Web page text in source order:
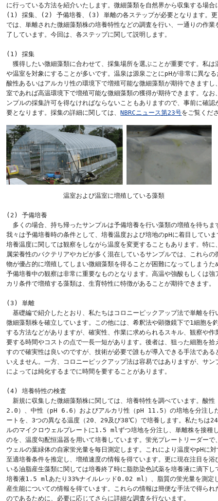
に行っている方法を紹介いたします。微細藻類を自然界から収集する場合
(1) 採集、(2) 予備培養、(3) 単離の各ステップが必要となります。更
では、単離された微細藻類株の培養特性などの調査を行い、一通りの作業
了しています。今回は、各ステップに関して説明します。
(1) 採集
獲得したい微細藻類に合わせて、採集場所を選ぶことが重要です。私は
や温室を対象にすることが多いです。温泉は源泉ごとにpHが非常に異な
酸性あるいはアルカリ性の環境下で増殖可能な微細藻類が期待できますし
室であれば高温環境下で増殖可能な微細藻類の獲得が期待できます。なお
ンプルの採集許可を得なければならないこともありますので、事前に確認
要となります。採集の詳細に関しては、NBRCニュース第23号をご覧くだ
温室および温室に増殖している藻類
(2) 予備培養
多くの場合、持ち帰ったサンプルは予備培養を行い藻類の増殖を待ちま
我々は予備培養時の条件として、培養温度および培地のpHに着目してい
培養温度に関しては観察をしながら温度を変更することもあります。特に
属栄養性のバクテリアやカビが多く混在しているサンプルでは、これらの
物が優占的に増殖してしまい微細藻類を得ることが困難になってしまうた
予備培養中の観察は非常に重要なものとなります。高温や強酸もしくは強
カリ条件で増殖する藻類は、生育特性に特徴があることが期待できます。
(3) 単離
基礎編で紹介したとおり、私たちはコロニーピックアップ法で単離を行
微細藻類株を確立しています。この他には、希釈法や顕微鏡下で1細胞を
する方法などがありますが、確実性、作業に求められるスキル、観察や作
要する時間やコストの点で一長一短があります。後者は、狙った細胞を拾
すので確実性は良いのですが、技術が必要で誰もが導入できる手法である
いえません。一方、コロニーピックアップ法は容易ではありますが、サン
によっては純化するまでに時間を要することがあります。
(4) 培養特性の検査
新規に収集した微細藻類株に関しては、培養特性を調べています。酸性
2.0）、中性（pH 6.6）およびアルカリ性（pH 11.5）の培地を分注し
ートを、3つの異なる温度（20、29及び38℃）で培養します。私たちは
ルのマイクロウェルプレートに1.5 mlずつ培地を分注し、単離株を接種
のを、温度勾配恒温器を用いて培養しています。蛍光プレートリーダーで
ウェルの葉緑体の自家蛍光量を毎日測定します。これにより温度やpHに
至適培養条件を推定し、増殖速度の情報を得ています。更に現在注目を浴
いる油脂産生藻類に関しては培養終了時に脂肪染色試薬を培養液に滴下し
培養液1.5 mlあたり33%ナイルレッド0.02 ml）、脂質の蛍光量を測定
産生能についての情報を得ています。これらの情報は簡便な手法で得られ
のであるために、必要に応じてさらに詳細な調査を行ないます。